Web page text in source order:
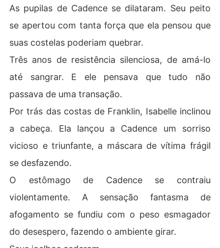
As pupilas de Cadence se dilataram. Seu peito
se apertou com tanta força que ela pensou que
suas costelas poderiam quebrar.
Três anos de resistência silenciosa, de amá-lo
até sangrar. E ele pensava que tudo não
passava de uma transação.
Por trás das costas de Franklin, Isabelle inclinou
a cabeça. Ela lançou a Cadence um sorriso
vicioso e triunfante, a máscara de vítima frágil
se desfazendo.
O estômago de Cadence se contraiu
violentamente. A sensação fantasma de
afogamento se fundiu com o peso esmagador
do desespero, fazendo o ambiente girar.